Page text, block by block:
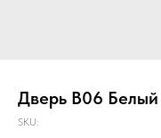
Дверь B06
SKU: